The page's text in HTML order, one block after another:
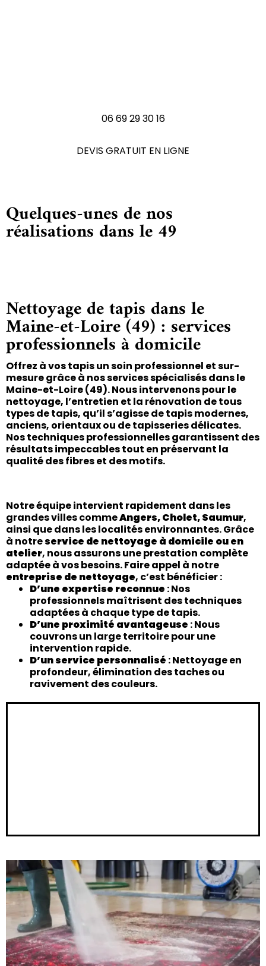
06 69 29 30 16
DEVIS GRATUIT EN LIGNE
Quelques-unes de nos
réalisations dans le 49
Nettoyage de tapis dans le
Maine-et-Loire (49) : services
professionnels à domicile
Offrez à vos tapis un soin professionnel et sur-
mesure grâce à nos services spécialisés dans le
Maine-et-Loire(49). Nous intervenons pour le
nettoyage, l’entretien et la rénovation de tous
types de tapis, qu’il s’agisse de tapis modernes,
anciens, orientaux ou de tapisseries délicates.
Nos techniques professionnelles garantissent des
résultats impeccables tout en préservant la
qualité des fibres et des motifs.
Notre équipe intervient rapidement dans les
grandes villes commeAngers, Cholet, Saumur,
ainsi que dans les localités environnantes. Grâce
à notreservice de nettoyage à domicile ou en
atelier, nous assurons une prestation complète
adaptée à vos besoins. Faire appel à notre
entreprise de nettoyage, c’est bénéficier :
D’une expertise reconnue : Nos
professionnels maîtrisent des techniques
adaptées à chaque type de tapis.
D’une proximité avantageuse : Nous
couvrons un large territoire pour une
intervention rapide.
D’un service personnalisé : Nettoyage en
profondeur, élimination des taches ou
ravivement des couleurs.